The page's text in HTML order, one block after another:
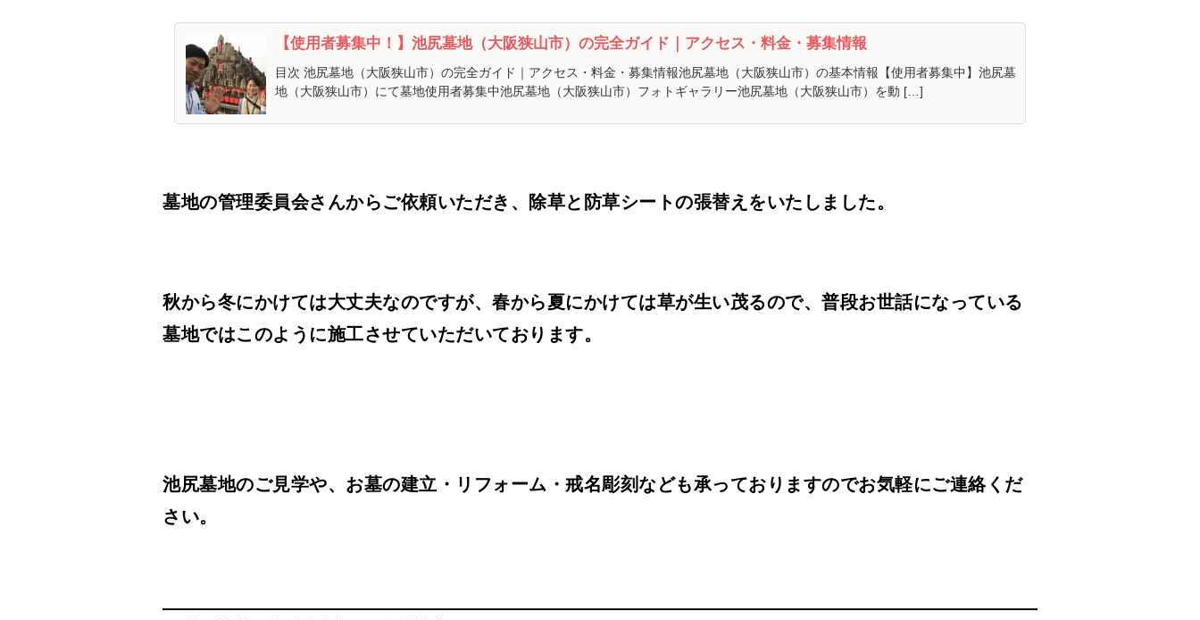
【使用者募集中！】池尻墓地（大阪狭山市）の完全ガイド｜アクセス・料金・募集情報
目次 池尻墓地（大阪狭山市）の完全ガイド｜アクセス・料金・募集情報池尻墓地（大阪狭山市）の基本情報【使用者募集中】池尻墓
地（大阪狭山市）にて墓地使用者募集中池尻墓地（大阪狭山市）フォトギャラリー池尻墓地（大阪狭山市）を動 […]
墓地の管理委員会さんからご依頼いただき、除草と防草シートの張替えをいたしました。
秋から冬にかけては大丈夫なのですが、春から夏にかけては草が生い茂るので、普段お世話になっている
墓地ではこのように施工させていただいております。
池尻墓地のご見学や、お墓の建立・リフォーム・戒名彫刻なども承っておりますのでお気軽にご連絡くだ
さい。